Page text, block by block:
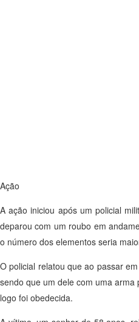
Ação
A ação iniciou após um policial
deparou com um roubo em
o número dos elementos seria
O policial relatou que ao passar
sendo que um dele com uma
logo foi obedecida.